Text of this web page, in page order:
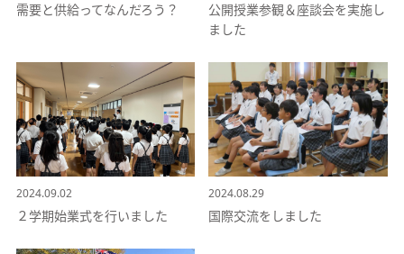
需要と供給ってなんだろう？
公開授業参観＆座談会を実施し
ました
2024.09.02
２学期始業式を行いました
2024.08.29
国際交流をしました